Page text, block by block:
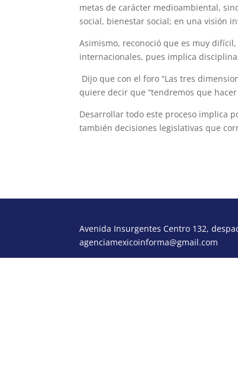
metas de carácter medioambiental,
social, bienestar social; en una visión
Asimismo, reconoció que es muy
internacionales, pues implica
Dijo que con el foro “Las tres
quiere decir que “tendremos que
Desarrollar todo este proceso implica
también decisiones legislativas que
Avenida Insurgentes Centro 132,
agenciamexicoinforma@gmail.com